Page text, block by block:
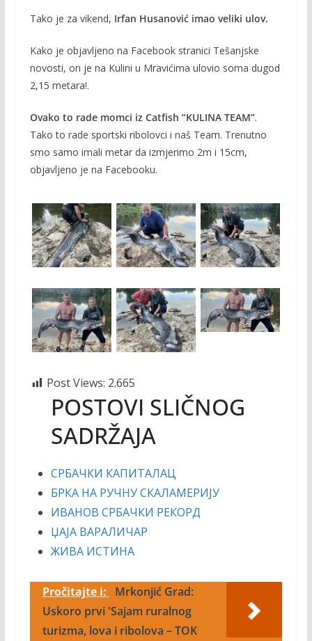
o
k
n
k
Tako je za vikend, Irfan Husanović imao veliki ulov.
Kako je objavljeno na Facebook stranici Tešanjske
novosti, on je na Kulini u Mravićima ulovio soma dugod
2,15 metara!.
Ovako to rade momci iz Catfish “KULINA TEAM”.
Tako to rade sportski ribolovci i naš Team. Trenutno
smo samo imali metar da izmjerimo 2m i 15cm,
objavljeno je na Facebooku.
Post Views: 2.665
POSTOVI SLIČNOG
SADRŽAJA
СРБАЧКИ КАПИТАЛАЦ
БРКА НА РУЧНУ СКАЛАМЕРИЈУ
ИВАНОВ СРБАЧКИ РЕКОРД
ЏАЈА ВАРАЛИЧАР
ЖИВА ИСТИНА
Pročitajte i:
Mrkonjić Grad:
Uskoro prvi 'Sajam ruralnog
turizma, lova i ribolova – TOK